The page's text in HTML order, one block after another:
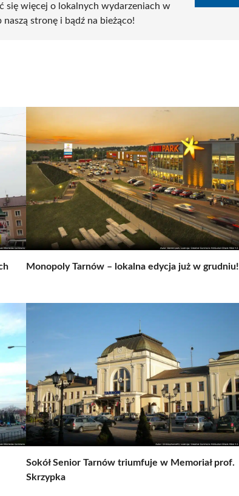
się więcej o lokalnych wydarzeniach w
stronę i bądź na bieżąco!
Monopoly Tarnów – lokalna edycja już w grudniu!
Sokół Senior Tarnów triumfuje w Memoriał prof.
Skrzypka